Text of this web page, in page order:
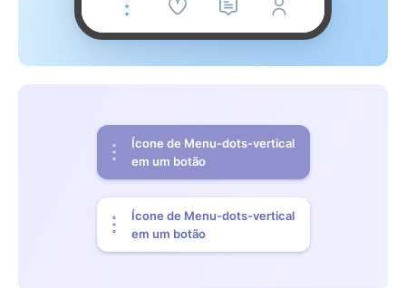
Ícone de Menu-dots-vertical
em um botão
Ícone de Menu-dots-vertical
em um botão